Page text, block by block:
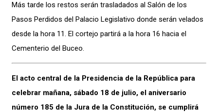
Más tarde los restos serán trasladados al Salón de los
Pasos Perdidos del Palacio Legislativo donde serán velados
desde la hora 11. El cortejo partirá a la hora 16 hacia el
Cementerio del Buceo.
El acto central de la Presidencia de la República para
celebrar mañana, sábado 18 de julio, el aniversario
número 185 de la Jura de la Constitución, se cumplirá